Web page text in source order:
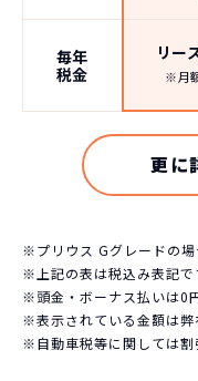
毎年
税金
リー
※月
※プリウス Gグレードの場
※上記の表は税込み表記で
※頭金・ボーナス払いは0
※表示されている金額は弊
※自動車税等に関しては割